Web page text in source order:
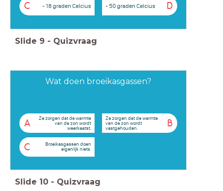
C - 18 graden Celcius D
- 50 graden Celcius
Slide 9 - Quizvraag
Wat doen broeikasgassen?
A
Ze zorgen dat de warmte
van de zon wordt
weerkaatst.
B
Ze zorgen dat de warmte
van de zon wordt
vastgehouden.
C
Broeikasgassen doen
eigenlijk niets.
Slide 10 - Quizvraag